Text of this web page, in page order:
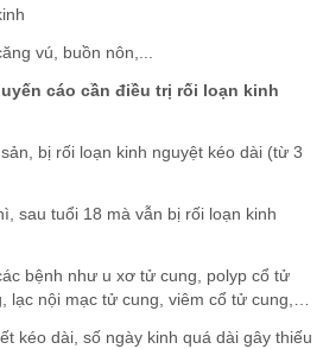
vú, buồn nôn,...
cáo cần điều trị rối loạn kinh
bị rối loạn kinh nguyệt kéo dài (từ 3
sau tuổi 18 mà vẫn bị rối loạn kinh
bệnh như u xơ tử cung, polyp cổ tử
lạc nội mạc tử cung, viêm cổ tử cung,…
kéo dài, số ngày kinh quá dài gây thiếu